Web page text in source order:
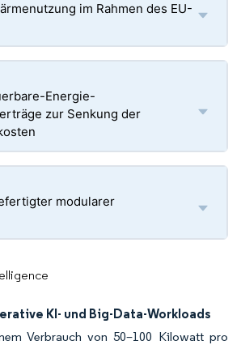
im Rahmen des EU-
Energie-
zur Senkung der
modularer
KI- und Big-Data-Workloads
Verbrauch von 50–100 Kilowatt pro